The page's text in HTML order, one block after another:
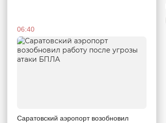
06:40
Саратовский аэропорт возобновил